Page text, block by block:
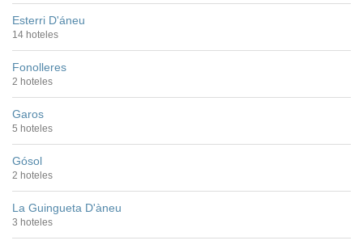
Esterri D'áneu
14 hoteles
Fonolleres
2 hoteles
Garos
5 hoteles
Gósol
2 hoteles
La Guingueta D'àneu
3 hoteles